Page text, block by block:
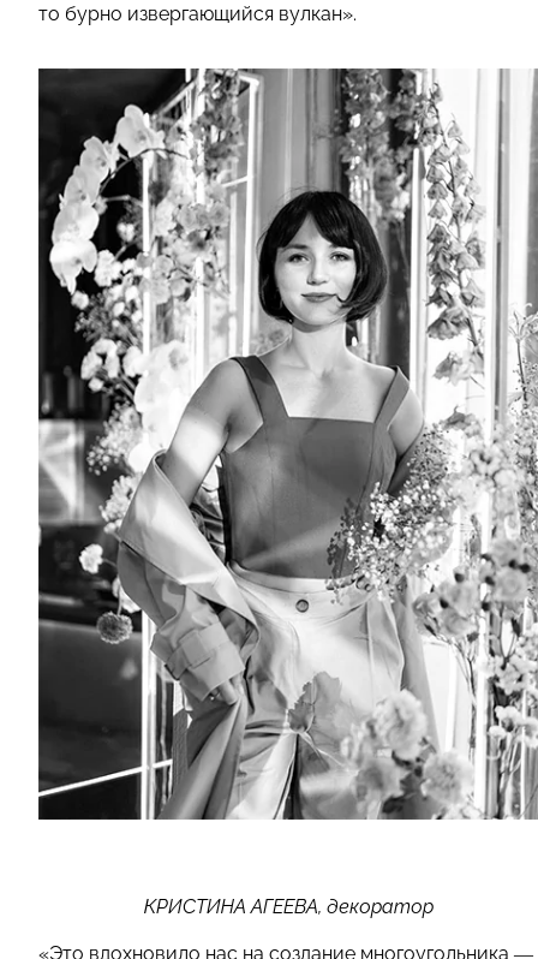
то бурно извергающийся вулкан».
КРИСТИНА АГЕЕВА, декоратор
«Это вдохновило нас на создание многоугольника —